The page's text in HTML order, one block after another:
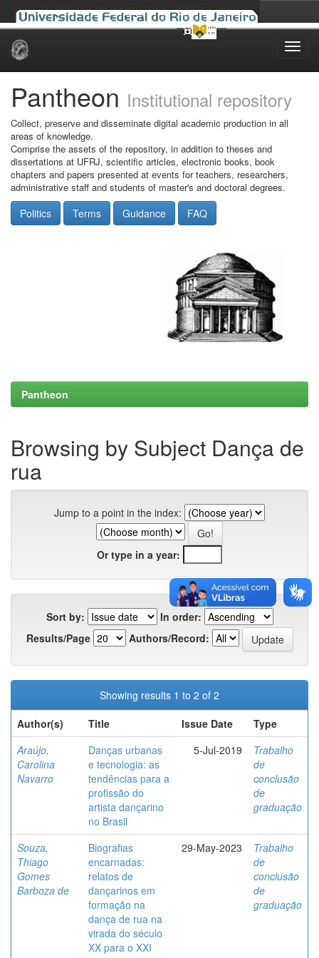
Skip
Pantheon Institutional repository
Collect, preserve and disseminate digital academic production in all
areas of knowledge.
Comprise the assets of the repository, in addition to theses and
dissertations at UFRJ, scientific articles, electronic books, book
chapters and papers presented at events for teachers, researchers,
administrative staff and students of master's and doctoral degrees.
Politics Terms Guidance FAQ
Pantheon
Browsing by Subject Dança de
rua
Jump to a point in the index:
Or type in a year:
Sort by:
In order:
Results/Page
Authors/Record:
Showing results 1 to 2 of 2
Author(s)
Title Issue Date
Type
Araújo,
Carolina
Navarro
Danças urbanas
e tecnologia: as
tendências para a
profissão do
artista dançarino
no Brasil
5-Jul-2019
Trabalho
de
conclusão
de
graduação
Souza,
Thiago
Gomes
Barboza de
Biografias
encarnadas:
relatos de
dançarinos em
formação na
dança de rua na
virada do século
XX para o XXI
29-May-2023
Trabalho
de
conclusão
de
graduação